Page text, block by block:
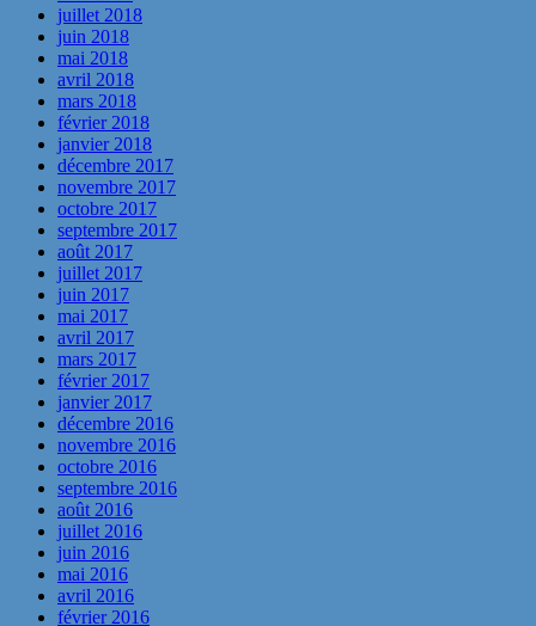
juillet 2018
juin 2018
mai 2018
avril 2018
mars 2018
février 2018
janvier 2018
décembre 2017
novembre 2017
octobre 2017
septembre 2017
août 2017
juillet 2017
juin 2017
mai 2017
avril 2017
mars 2017
février 2017
janvier 2017
décembre 2016
novembre 2016
octobre 2016
septembre 2016
août 2016
juillet 2016
juin 2016
mai 2016
avril 2016
février 2016